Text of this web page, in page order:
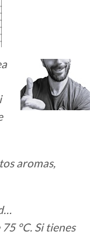
aromas,
°C. Si tienes